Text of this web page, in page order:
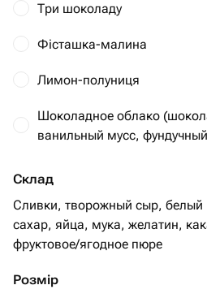
Три шоколаду
Фісташка-малина
Лимон-полуниця
Шоколадное облако
ванильный мусс,
Склад
Сливки, творожный сыр,
сахар, яйца, мука, желатин,
фруктовое/ягодное пюре
Розмір